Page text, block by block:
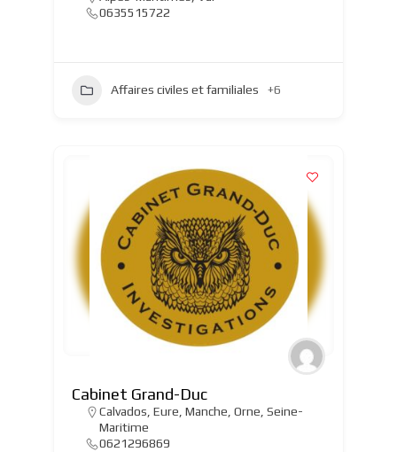
0635515722
Affaires civiles et familiales +6
Cabinet Grand-Duc
Calvados, Eure, Manche, Orne, Seine-
Maritime
0621296869